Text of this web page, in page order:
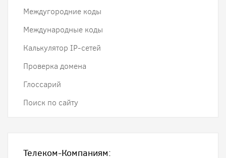
Междугородние коды
Международные коды
Калькулятор IP-сетей
Проверка домена
Глоссарий
Поиск по сайту
Телеком-Компаниям: